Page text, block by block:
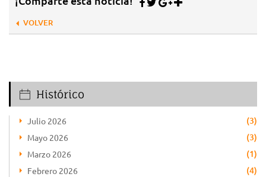
VOLVER
Histórico
Julio 2026 (3)
Mayo 2026 (3)
Marzo 2026 (1)
Febrero 2026 (4)